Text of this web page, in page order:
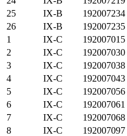
25
IX-B 192007234
26
IX-B 192007235
1
IX-C 192007015
2
IX-C 192007030
3
IX-C 192007038
4
IX-C 192007043
5
IX-C 192007056
6
IX-C 192007061
7
IX-C 192007068
8
IX-C 192007097